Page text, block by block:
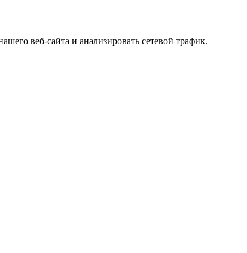
веб-сайта и анализировать сетевой трафик.